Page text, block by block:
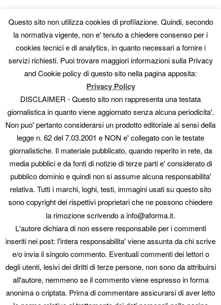
CATEGORIE
AISA vs Others
Artisti
Collaboratori
Fotografi
In evidenza
manuali
Mostre
Mostre e concorsi
News
Novità
Offerte
Pittori
Scultori
Accedi
Feed dei contenuti
Feed dei commenti
WordPress.org
© 2026 Aforma. p.iva 01431310331 - tel 3938565055 seo engine: AI Seo &
Questo sito non utilizza cookies di profilazione. Quindi, secondo
la normativa vigente, non e' tenuto a chiedere consenso per i
cookies tecnici e di analytics, in quanto necessari a fornire i
servizi richiesti. Puoi trovare maggiori informazioni sulla Privacy
and Cookie policy di questo sito nella pagina apposita:
Privacy Policy
DISCLAIMER - Questo sito non rappresenta una testata
giornalistica in quanto viene aggiornato senza alcuna periodicita'.
Non puo' pertanto considerarsi un prodotto editoriale ai sensi della
legge n. 62 del 7.03.2001 e NON e' collegato con le testate
giornalistiche. Il materiale pubblicato, quando reperito in rete, da
media pubblici e da fonti di notizie di terze parti e' considerato di
pubblico dominio e quindi non si assume alcuna responsabilita'
relativa. Tutti i marchi, loghi, testi, immagini usati su questo sito
sono copyright dei rispettivi proprietari che ne possono chiedere
la rimozione scrivendo a info@aforma.it.
L'autore dichiara di non essere responsabile per i commenti
inseriti nei post: l'intera responsabilita' viene assunta da chi scrive
e/o invia il singolo commento. Eventuali commenti dei lettori o
degli utenti, lesivi dei diritti di terze persone, non sono da attribuirsi
all'autore, nemmeno se il commento viene espresso in forma
anonima o criptata. Prima di commentare assicurarsi di aver letto